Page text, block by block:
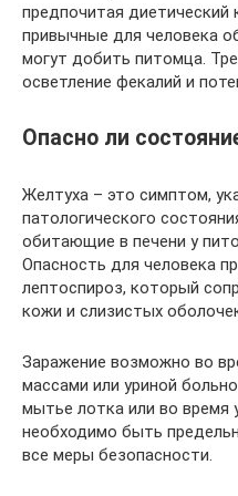
предпочитая
привычные для человека
могут добить питомца.
осветление фекалий и
Опасно ли
Желтуха – это симптом,
патологического
обитающие в печени у
Опасность для человека
лептоспироз, который
кожи и слизистых
Заражение возможно во
массами или уриной
мытье лотка или во время
необходимо быть
все меры безопасности.